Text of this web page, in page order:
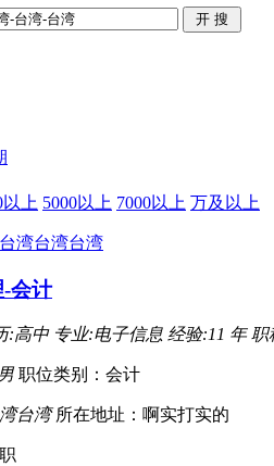
以上 5000以上 7000以上 万及以上
台湾台湾台湾
会计
:高中 专业:电子信息 经验:11 年 职
职位类别：会计
台湾所在地址：啊实打实的